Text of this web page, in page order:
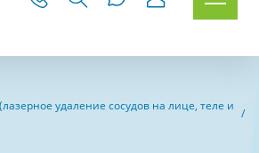
удаление сосудов на лице, теле и